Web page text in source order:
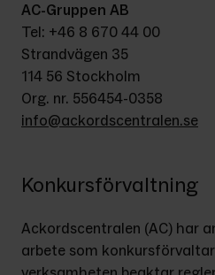
AC-Gruppen AB
Tel: +46 8 670 44 00
Strandvägen 35
114 56 Stockholm
Org. nr. 556454-0358
info@ackordscentralen.se
Konkursförvaltning
Ackordscentralen (AC) har
arbete som